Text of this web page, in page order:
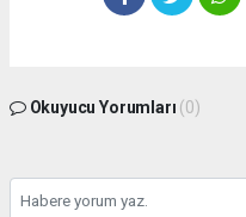
Okuyucu Yorumları (0)